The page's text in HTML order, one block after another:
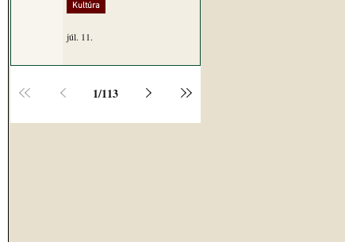
Kultúra
júl. 11.
1/113